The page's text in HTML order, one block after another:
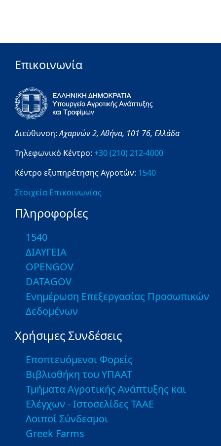
Επικοινωνία
Διεύθυνση:Αχαρνών 2,Αθήνα, 101 76, Ελλάδα
Τηλεφωνικό Κέντρο: +30 (210) 212-4000
Κέντρο εξυπηρέτησης Αγροτών: 1540
Στοιχεία Επικοινωνίας
Πληροφορίες
1540
ΔΙΑΥΓΕΙΑ
OPENGOV
DATAGOV
Ενημέρωση Επεξεργασίας Προσωπικών
Δεδομένων
Χρήσιμες Συνδέσεις
Εποπτευόμενοι Φορείς
Βιβλιοθήκη του ΥΠΑΑΤ
Τμήματα Αγροτικής Ανάπτυξης και
Ελέγχων - Ιστοσελίδες ΤΑΑΕ
Λοιποί Σύνδεσμοι
Greek Farms